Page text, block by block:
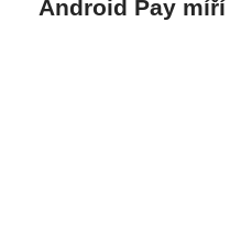
Android Pay